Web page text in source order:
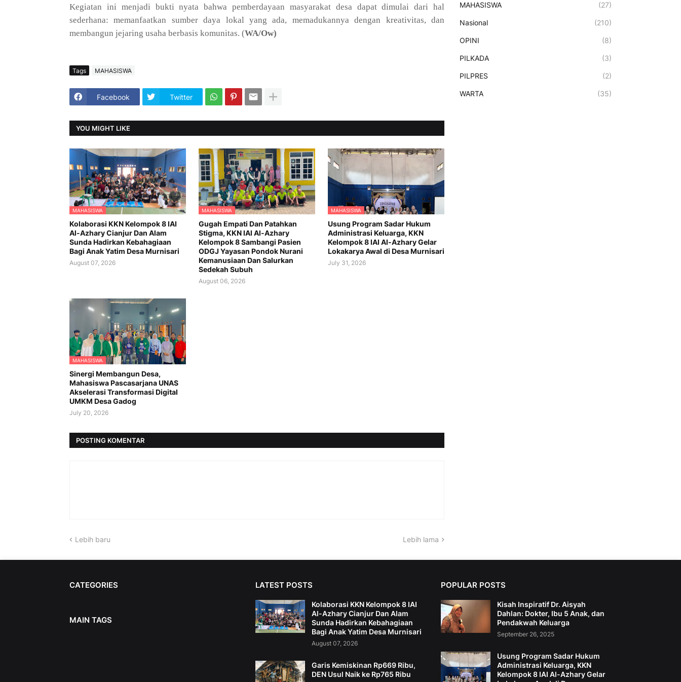
Kegiatan ini menjadi bukti nyata bahwa pemberdayaan masyarakat desa dapat dimulai dari hal
sederhana: memanfaatkan sumber daya lokal yang ada, memadukannya dengan kreativitas, dan
membangun jejaring usaha berbasis komunitas. (WA/Ow)
Tags MAHASISWA
Facebook Twitter
YOU MIGHT LIKE
MAHASISWA
Kolaborasi KKN Kelompok 8 IAI
Al-Azhary Cianjur Dan Alam
Sunda Hadirkan Kebahagiaan
Bagi Anak Yatim Desa Murnisari
August 07, 2026
MAHASISWA
Gugah Empati Dan Patahkan
Stigma, KKN IAI Al-Azhary
Kelompok 8 Sambangi Pasien
ODGJ Yayasan Pondok Nurani
Kemanusiaan Dan Salurkan
Sedekah Subuh
August 06, 2026
MAHASISWA
Usung Program Sadar Hukum
Administrasi Keluarga, KKN
Kelompok 8 IAI Al-Azhary Gelar
Lokakarya Awal di Desa Murnisari
July 31, 2026
MAHASISWA
Sinergi Membangun Desa,
Mahasiswa Pascasarjana UNAS
Akselerasi Transformasi Digital
UMKM Desa Gadog
July 20, 2026
POSTING KOMENTAR
Lebih baru Lebih lama
MAHASISWA (27)
Nasional (210)
OPINI (8)
PILKADA (3)
PILPRES (2)
WARTA (35)
CATEGORIES
MAIN TAGS
LATEST POSTS
Kolaborasi KKN Kelompok 8 IAI
Al-Azhary Cianjur Dan Alam
Sunda Hadirkan Kebahagiaan
Bagi Anak Yatim Desa Murnisari
August 07, 2026
Garis Kemiskinan Rp669 Ribu,
DEN Usul Naik ke Rp765 Ribu
POPULAR POSTS
Kisah Inspiratif Dr. Aisyah
Dahlan: Dokter, Ibu 5 Anak, dan
Pendakwah Keluarga
September 26, 2025
Usung Program Sadar Hukum
Administrasi Keluarga, KKN
Kelompok 8 IAI Al-Azhary Gelar